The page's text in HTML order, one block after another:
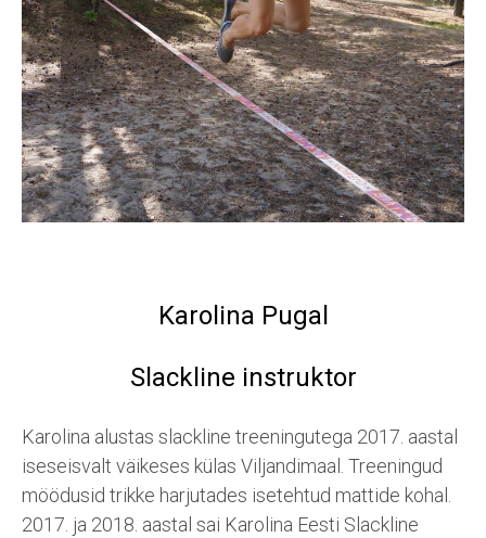
Karolina Pugal
Slackline instruktor
Karolina alustas slackline treeningutega 2017. aastal
iseseisvalt väikeses külas Viljandimaal. Treeningud
möödusid trikke harjutades isetehtud mattide kohal.
2017. ja 2018. aastal sai Karolina Eesti Slackline